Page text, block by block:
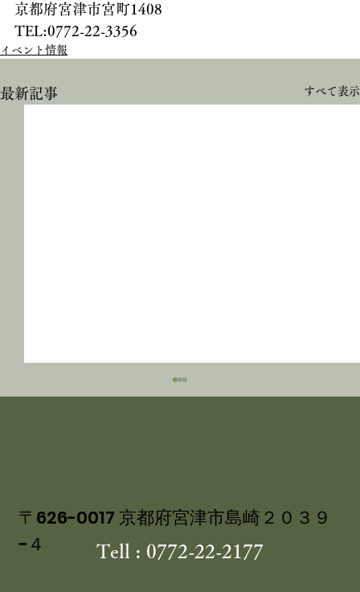
京都府宮津市宮町1408
TEL:0772-22-3356
イベント情報
最新記事 すべて表示
〒626-0017 京都府宮津市島崎２０３９
−４
Tell : 0772-22-2177